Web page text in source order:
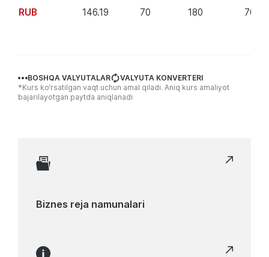
RUB
146.19 70 180 70
BOSHQA VALYUTALAR
VALYUTA KONVERTERI
*Kurs ko‘rsatilgan vaqt uchun amal qiladi. Aniq kurs amaliyot
bajarilayotgan paytda aniqlanadi
ссылки
Biznes reja namunalari